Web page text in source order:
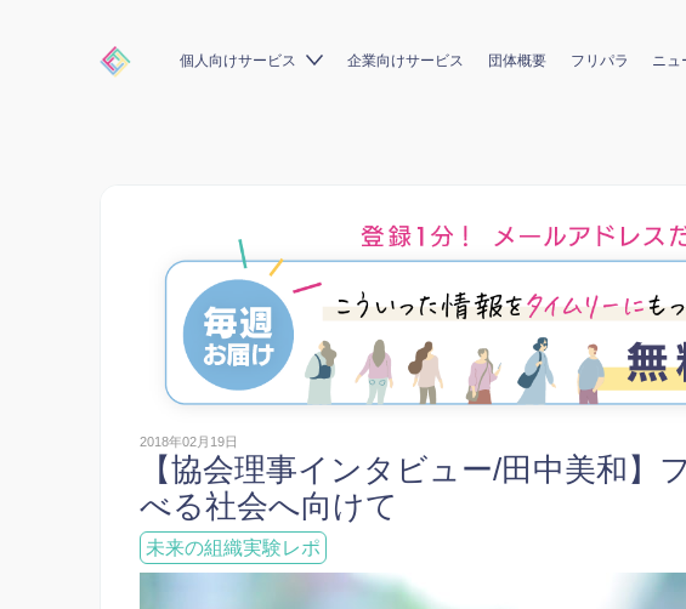
個人向けサービス 企業向けサービス 団体概要 フリパラ ニュ
2018年02月19日
【協会理事インタビュー/田中美和】
べる社会へ向けて
未来の組織実験レポ